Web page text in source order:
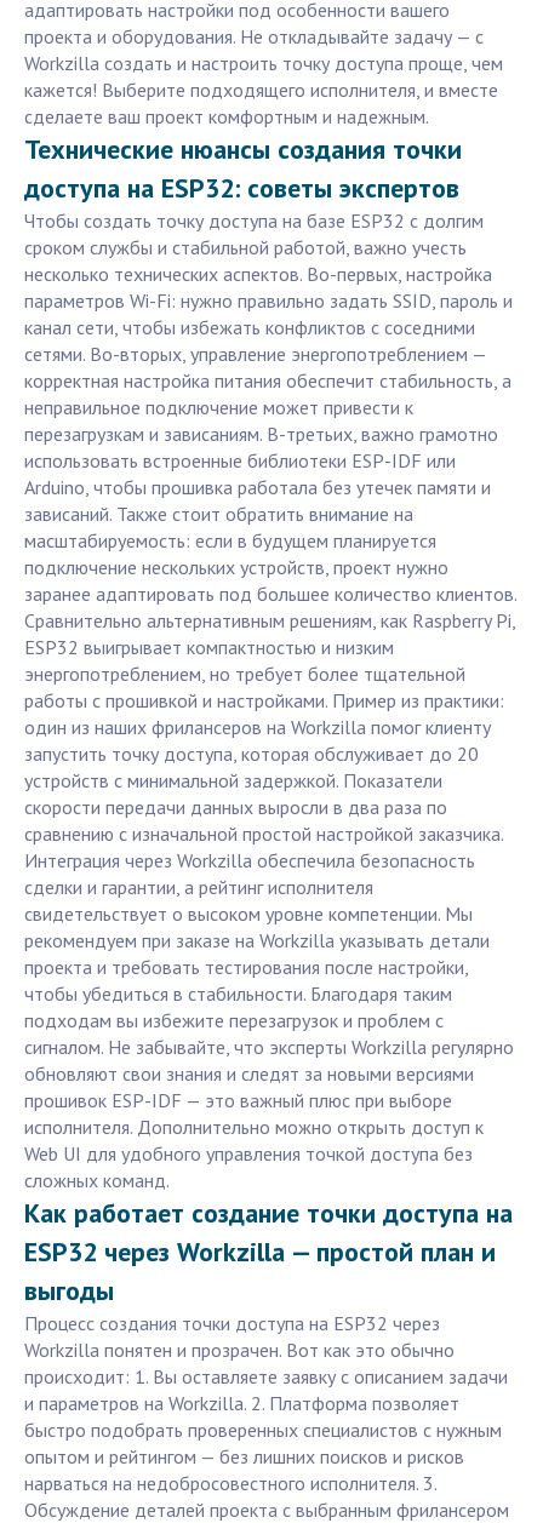
адаптировать настройки под особенности вашего
проекта и оборудования. Не откладывайте задачу — с
Workzilla создать и настроить точку доступа проще, чем
кажется! Выберите подходящего исполнителя, и вместе
сделаете ваш проект комфортным и надежным.
Технические нюансы создания точки
доступа на ESP32: советы экспертов
Чтобы создать точку доступа на базе ESP32 с долгим
сроком службы и стабильной работой, важно учесть
несколько технических аспектов. Во-первых, настройка
параметров Wi-Fi: нужно правильно задать SSID, пароль и
канал сети, чтобы избежать конфликтов с соседними
сетями. Во-вторых, управление энергопотреблением —
корректная настройка питания обеспечит стабильность, а
неправильное подключение может привести к
перезагрузкам и зависаниям. В-третьих, важно грамотно
использовать встроенные библиотеки ESP-IDF или
Arduino, чтобы прошивка работала без утечек памяти и
зависаний. Также стоит обратить внимание на
масштабируемость: если в будущем планируется
подключение нескольких устройств, проект нужно
заранее адаптировать под большее количество клиентов.
Сравнительно альтернативным решениям, как Raspberry Pi,
ESP32 выигрывает компактностью и низким
энергопотреблением, но требует более тщательной
работы с прошивкой и настройками. Пример из практики:
один из наших фрилансеров на Workzilla помог клиенту
запустить точку доступа, которая обслуживает до 20
устройств с минимальной задержкой. Показатели
скорости передачи данных выросли в два раза по
сравнению с изначальной простой настройкой заказчика.
Интеграция через Workzilla обеспечила безопасность
сделки и гарантии, а рейтинг исполнителя
свидетельствует о высоком уровне компетенции. Мы
рекомендуем при заказе на Workzilla указывать детали
проекта и требовать тестирования после настройки,
чтобы убедиться в стабильности. Благодаря таким
подходам вы избежите перезагрузок и проблем с
сигналом. Не забывайте, что эксперты Workzilla регулярно
обновляют свои знания и следят за новыми версиями
прошивок ESP-IDF — это важный плюс при выборе
исполнителя. Дополнительно можно открыть доступ к
Web UI для удобного управления точкой доступа без
сложных команд.
Как работает создание точки доступа на
ESP32 через Workzilla — простой план и
выгоды
Процесс создания точки доступа на ESP32 через
Workzilla понятен и прозрачен. Вот как это обычно
происходит: 1. Вы оставляете заявку с описанием задачи
и параметров на Workzilla. 2. Платформа позволяет
быстро подобрать проверенных специалистов с нужным
опытом и рейтингом — без лишних поисков и рисков
нарваться на недобросовестного исполнителя. 3.
Обсуждение деталей проекта с выбранным фрилансером